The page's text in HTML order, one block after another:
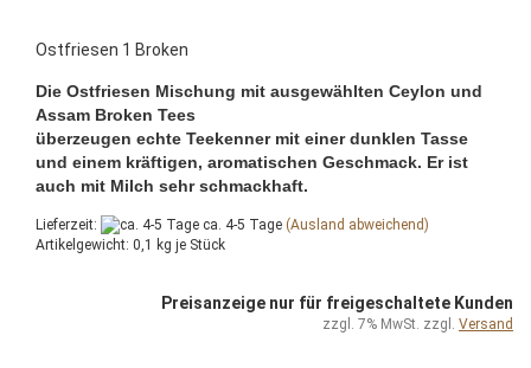
Ostfriesen 1 Broken
Die Ostfriesen Mischung mit ausgewählten Ceylon und
Assam Broken Tees
überzeugen echte Teekenner mit einer dunklen Tasse
und einem kräftigen, aromatischen Geschmack. Er ist
auch mit Milch sehr schmackhaft.
Lieferzeit: ca. 4-5 Tage (Ausland abweichend)
Artikelgewicht: 0,1 kg je Stück
Preisanzeige nur für freigeschaltete Kunden
zzgl. 7% MwSt. zzgl. Versand